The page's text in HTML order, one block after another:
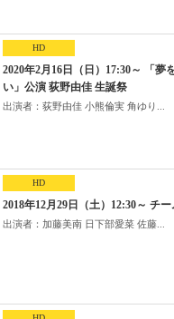
HD
2020年2月16日（日）17:30～ 「夢
い」公演 荻野由佳 生誕祭
出演者：荻野由佳 小熊倫実 角ゆり...
HD
2018年12月29日（土）12:30～ チ
出演者：加藤美南 日下部愛菜 佐藤...